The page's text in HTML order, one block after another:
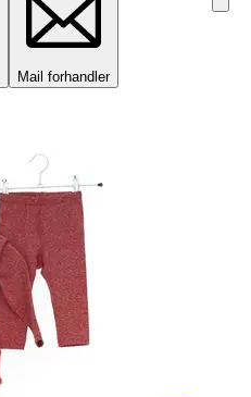
Mail forhandler